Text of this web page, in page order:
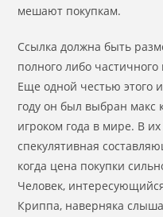
мешают покупкам.
Ссылка должна быть
полного либо
Еще одной честью этого
году он был выбран
игроком года в мире. В
спекулятивная
когда цена покупки
Человек,
Криппа, наверняка